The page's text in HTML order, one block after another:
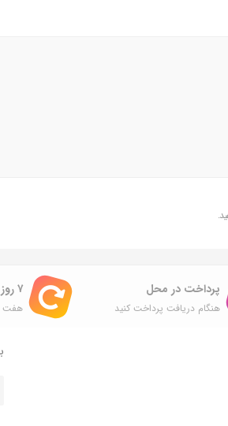
پرداخت در محل
هنگام دریافت پرداخت کنید
۷ روز ضمانت بازگشت
هفت